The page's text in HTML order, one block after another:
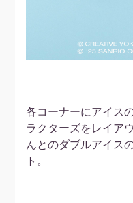
各コーナーにアイス
ラクターズをレイア
んとのダブルアイス
ト。